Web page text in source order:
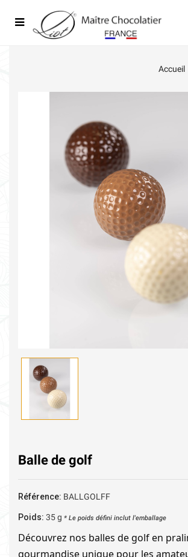
Accueil
Balle de golf
Référence: BALLGOLFF
Poids: 35g * Le poids défini inclut l'emballage
Découvrez nos balles de golf en
gourmandise unique pour les